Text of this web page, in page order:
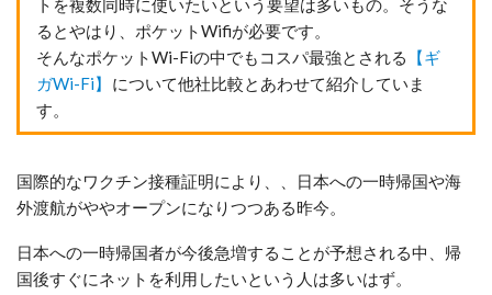
トを複数同時に使いたいという要望は多いもの。そうな
るとやはり、ポケットWifiが必要です。
そんなポケットWi-Fiの中でもコスパ最強とされる
【ギ
ガWi-Fi】
について他社比較とあわせて紹介していま
す。
国際的なワクチン接種証明により、、日本への一時帰国や海
外渡航がややオープンになりつつある昨今。
日本への一時帰国者が今後急増することが予想される中、帰
国後すぐにネットを利用したいという人は多いはず。